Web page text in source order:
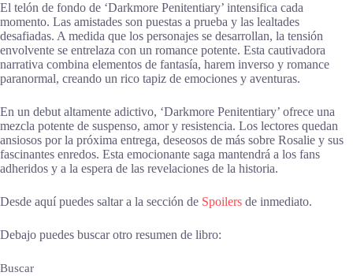
El telón de fondo de ‘Darkmore Penitentiary’ intensifica cada
momento. Las amistades son puestas a prueba y las lealtades
desafiadas. A medida que los personajes se desarrollan, la tensión
envolvente se entrelaza con un romance potente. Esta cautivadora
narrativa combina elementos de fantasía, harem inverso y romance
paranormal, creando un rico tapiz de emociones y aventuras.
En un debut altamente adictivo, ‘Darkmore Penitentiary’ ofrece una
mezcla potente de suspenso, amor y resistencia. Los lectores quedan
ansiosos por la próxima entrega, deseosos de más sobre Rosalie y sus
fascinantes enredos. Esta emocionante saga mantendrá a los fans
adheridos y a la espera de las revelaciones de la historia.
Desde aquí puedes saltar a la sección de Spoilers de inmediato.
Debajo puedes buscar otro resumen de libro:
Buscar